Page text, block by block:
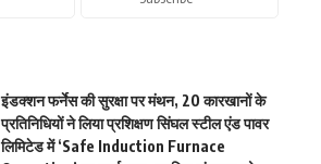
इंडक्शन फर्नेस की सुरक्षा पर मंथन, 20 कारखानों के
प्रतिनिधियों ने लिया प्रशिक्षण सिंघल स्टील एंड पावर
लिमिटेड में ‘Safe Induction Furnace